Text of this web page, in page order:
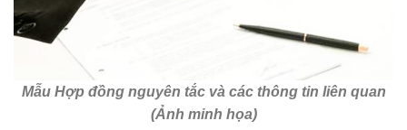
Mẫu Hợp đồng nguyên tắc và các thông tin liên quan
(Ảnh minh họa)